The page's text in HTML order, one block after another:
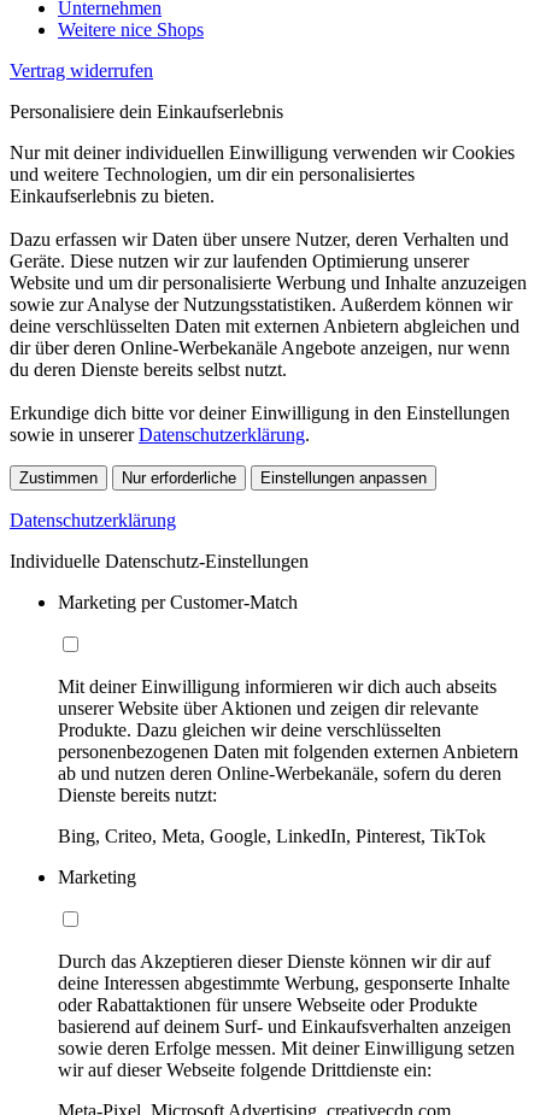
Unternehmen
Weitere nice Shops
Vertrag widerrufen
Personalisiere dein Einkaufserlebnis
Nur mit deiner individuellen Einwilligung verwenden wir Cookies
und weitere Technologien, um dir ein personalisiertes
Einkaufserlebnis zu bieten.
Dazu erfassen wir Daten über unsere Nutzer, deren Verhalten und
Geräte. Diese nutzen wir zur laufenden Optimierung unserer
Website und um dir personalisierte Werbung und Inhalte anzuzeigen
sowie zur Analyse der Nutzungsstatistiken. Außerdem können wir
deine verschlüsselten Daten mit externen Anbietern abgleichen und
dir über deren Online-Werbekanäle Angebote anzeigen, nur wenn
du deren Dienste bereits selbst nutzt.
Erkundige dich bitte vor deiner Einwilligung in den Einstellungen
sowie in unsererDatenschutzerklärung.
Zustimmen Nur erforderliche Einstellungen anpassen
Datenschutzerklärung
Individuelle Datenschutz-Einstellungen
Marketing per Customer-Match
Mit deiner Einwilligung informieren wir dich auch abseits
unserer Website über Aktionen und zeigen dir relevante
Produkte. Dazu gleichen wir deine verschlüsselten
personenbezogenen Daten mit folgenden externen Anbietern
ab und nutzen deren Online-Werbekanäle, sofern du deren
Dienste bereits nutzt:
Bing, Criteo, Meta, Google, LinkedIn, Pinterest, TikTok
Marketing
Durch das Akzeptieren dieser Dienste können wir dir auf
deine Interessen abgestimmte Werbung, gesponserte Inhalte
oder Rabattaktionen für unsere Webseite oder Produkte
basierend auf deinem Surf- und Einkaufsverhalten anzeigen
sowie deren Erfolge messen. Mit deiner Einwilligung setzen
wir auf dieser Webseite folgende Drittdienste ein:
Meta-Pixel, Microsoft Advertising, creativecdn.com